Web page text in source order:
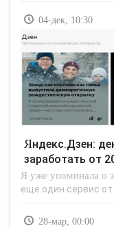
04-дек, 10:30
Яндекс.Дзен: деньги от рекламы. Как
заработать от
Я уже упоминала о
еще один сервис от
28-мар, 00:00